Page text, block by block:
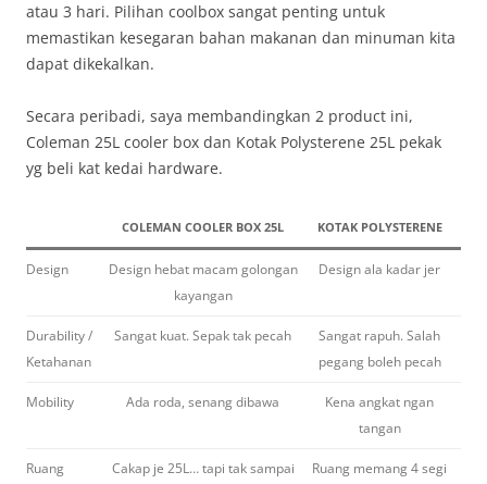
atau 3 hari. Pilihan coolbox sangat penting untuk
memastikan kesegaran bahan makanan dan minuman kita
dapat dikekalkan.
Secara peribadi, saya membandingkan 2 product ini,
Coleman 25L cooler box dan Kotak Polysterene 25L pekak
yg beli kat kedai hardware.
COLEMAN COOLER BOX 25L KOTAK POLYSTERENE
Design
Design hebat macam golongan
kayangan
Design ala kadar jer
Durability /
Ketahanan
Sangat kuat. Sepak tak pecah
Sangat rapuh. Salah
pegang boleh pecah
Mobility Ada roda, senang dibawa
Kena angkat ngan
tangan
Ruang
Cakap je 25L… tapi tak sampai
Ruang memang 4 segi